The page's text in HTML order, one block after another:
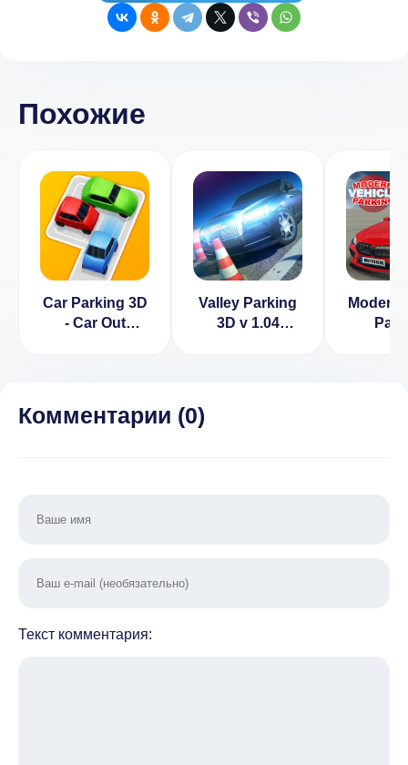
Похожие
Car Parking 3D
- Car Out
Valley Parking
3D v 1.04
Modern
Комментарии (0)
Текст комментария: